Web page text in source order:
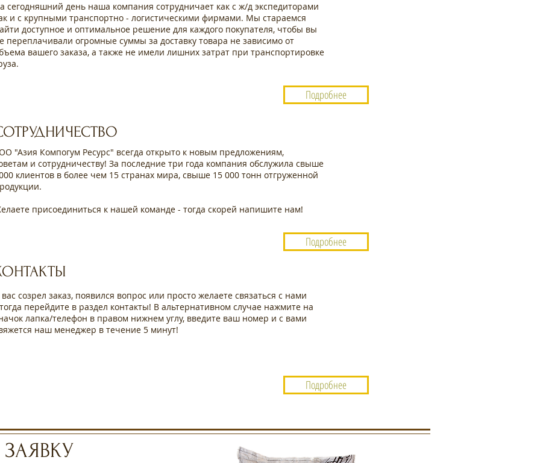
сегодняшний день наша компания сотрудничает как с ж/д экспедиторами
и с крупными транспортно - логистическими фирмами. Мы стараемся
доступное и оптимальное решение для каждого покупателя, чтобы вы
переплачивали огромные суммы за доставку товара не зависимо от
вашего заказа, а также не имели лишних затрат при транспортировке
Подробнее
"Азия Компогум Ресурс" всегда открыто к новым предложениям,
и сотрудничеству! За последние три года компания обслужила свыше
клиентов в более чем 15 странах мира, свыше 15 000 тонн отгруженной
присоединиться к нашей команде - тогда скорей напишите нам!
Подробнее
созрел заказ, появился вопрос или просто желаете связаться с нами
перейдите в раздел контакты! В альтернативном случае нажмите на
лапка/телефон в правом нижнем углу, введите ваш номер и с вами
наш менеджер в течение 5 минут!
Подробнее